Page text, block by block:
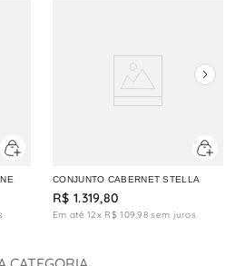
CONJUNTO CABERNET STELLA
R$ 1.319,80
Em até12x R$ 109,98 sem juros